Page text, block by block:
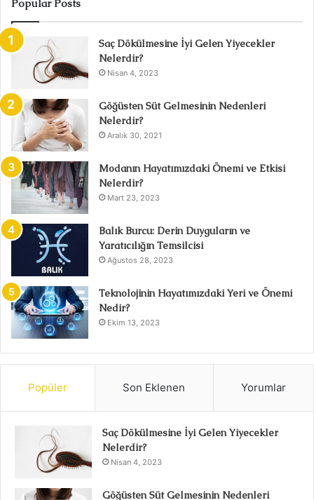
Popular Posts
Saç Dökülmesine İyi Gelen Yiyecekler
Nelerdir?
Nisan 4, 2023
Göğüsten Süt Gelmesinin Nedenleri
Nelerdir?
Aralık 30, 2021
Modanın Hayatımızdaki Önemi ve Etkisi
Nelerdir?
Mart 23, 2023
Balık Burcu: Derin Duyguların ve
Yaratıcılığın Temsilcisi
Ağustos 28, 2023
Teknolojinin Hayatımızdaki Yeri ve Önemi
Nedir?
Ekim 13, 2023
Popüler Son Eklenen Yorumlar
Saç Dökülmesine İyi Gelen Yiyecekler
Nelerdir?
Nisan 4, 2023
Göğüsten Süt Gelmesinin Nedenleri